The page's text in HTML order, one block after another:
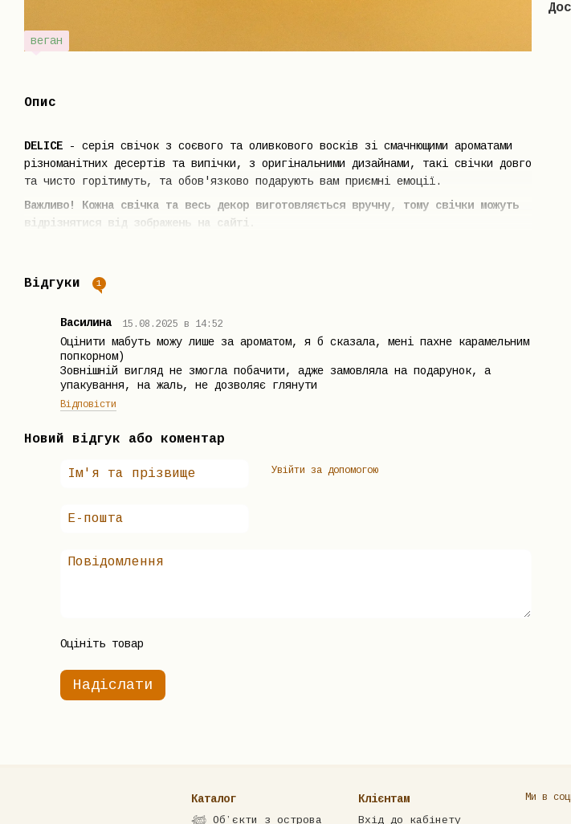
веган
Опис
DELICE
- серія свічок з соєвого та оливкового восків зі смачнющими ароматами
різноманітних десертів та випічки, з оригінальними дизайнами, такі свічки довго
та чисто горітимуть, та обов'язково подарують вам приємні емоції.
Важливо! Кожна свічка та весь декор виготовляється вручну, тому свічки можуть
відрізнятися від зображень на сайті.
Відгуки 1
Василина 15.08.2025 в 14:52
Оцінити мабуть можу лише за ароматом, я б сказала, мені пахне карамельним
попкорном)
Зовнішній вигляд не змогла побачити, адже замовляла на подарунок, а
упакування, на жаль, не дозволяє глянути
Відповісти
Новий відгук або коментар
Увійти за допомогою
Оцініть товар
Надіслати
Каталог
𓆉 Обʼєкти з острова
Клієнтам
Вхід до кабінету
Ми в